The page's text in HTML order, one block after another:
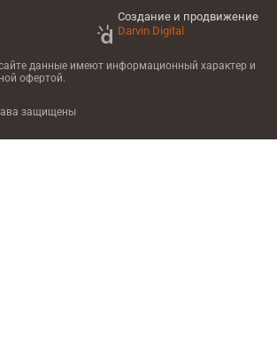
Создание и продвижение
Darvin Digital
данные имеют информационный характер и
офертой.
защищены